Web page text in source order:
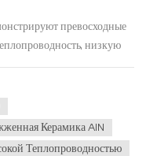
превосходные
низкую
высокую
расширения,
того, они демонстрир...
Керамика AlN
Теплопроводностью